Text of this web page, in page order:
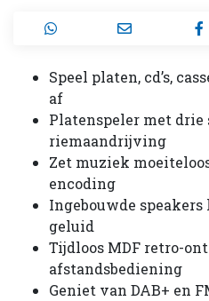
Speel platen, cd’s,
af
Platenspeler met drie
riemaandrijving
Zet muziek
encoding
Ingebouwde
geluid
Tijdloos MDF retro-
afstandsbediening
Geniet van DAB+ en